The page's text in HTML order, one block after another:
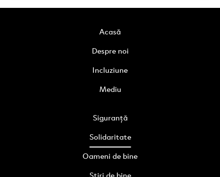
Acasă
Despre noi
Incluziune
Mediu
Siguranță
Solidaritate
Oameni de bine